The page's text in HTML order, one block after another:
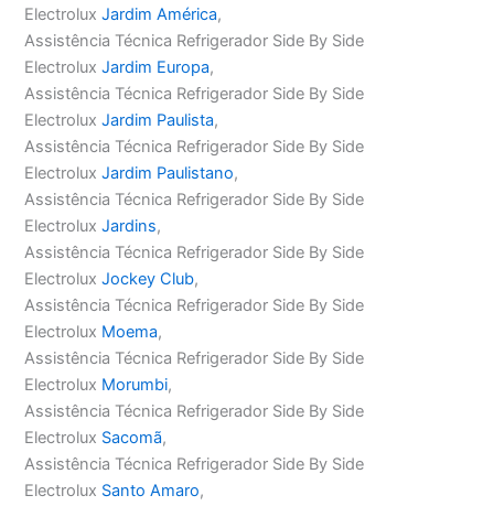
ElectroluxJardim América,
Assistência Técnica Refrigerador Side By Side
ElectroluxJardim Europa,
Assistência Técnica Refrigerador Side By Side
ElectroluxJardim Paulista,
Assistência Técnica Refrigerador Side By Side
ElectroluxJardim Paulistano,
Assistência Técnica Refrigerador Side By Side
ElectroluxJardins,
Assistência Técnica Refrigerador Side By Side
ElectroluxJockey Club,
Assistência Técnica Refrigerador Side By Side
Electrolux Moema,
Assistência Técnica Refrigerador Side By Side
Electrolux Morumbi,
Assistência Técnica Refrigerador Side By Side
Electrolux Sacomã,
Assistência Técnica Refrigerador Side By Side
Electrolux Santo Amaro,